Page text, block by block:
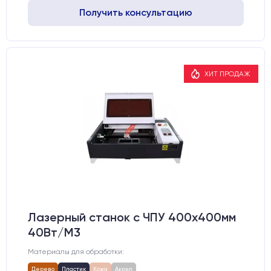
Получить консультацию
ХИТ ПРОДАЖ
Лазерный станок c ЧПУ 400х400мм
40Вт/М3
Материалы для обработки:
Дерево Пластик Кожа Акрил